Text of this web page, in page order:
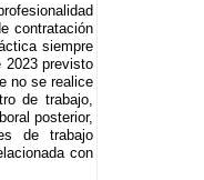
contratación
siempre
2023 previsto
no se realice
de trabajo,
posterior,
de trabajo
con